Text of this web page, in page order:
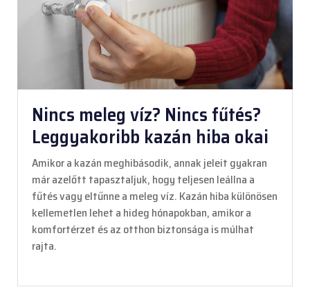
Nincs meleg víz? Nincs fűtés?
Leggyakoribb kazán hiba okai
Amikor a kazán meghibásodik, annak jeleit gyakran
már azelőtt tapasztaljuk, hogy teljesen leállna a
fűtés vagy eltűnne a meleg víz. Kazán hiba különösen
kellemetlen lehet a hideg hónapokban, amikor a
komfortérzet és az otthon biztonsága is múlhat
rajta.